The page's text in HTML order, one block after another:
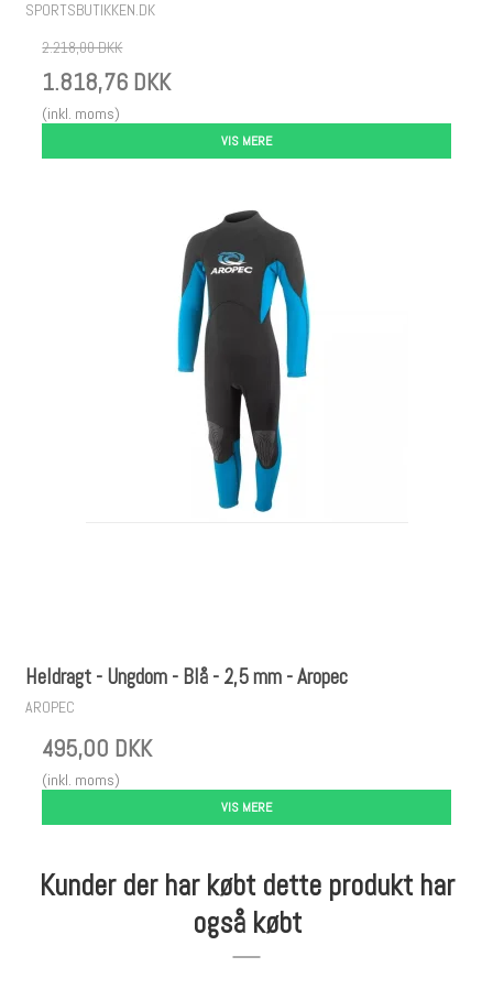
SPORTSBUTIKKEN.DK
2.218,00 DKK
1.818,76 DKK
(inkl. moms)
VIS MERE
Heldragt - Ungdom - Blå - 2,5 mm - Aropec
AROPEC
495,00 DKK
(inkl. moms)
VIS MERE
Kunder der har købt dette produkt har
også købt